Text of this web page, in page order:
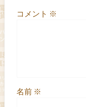
コメント ※
名前 ※